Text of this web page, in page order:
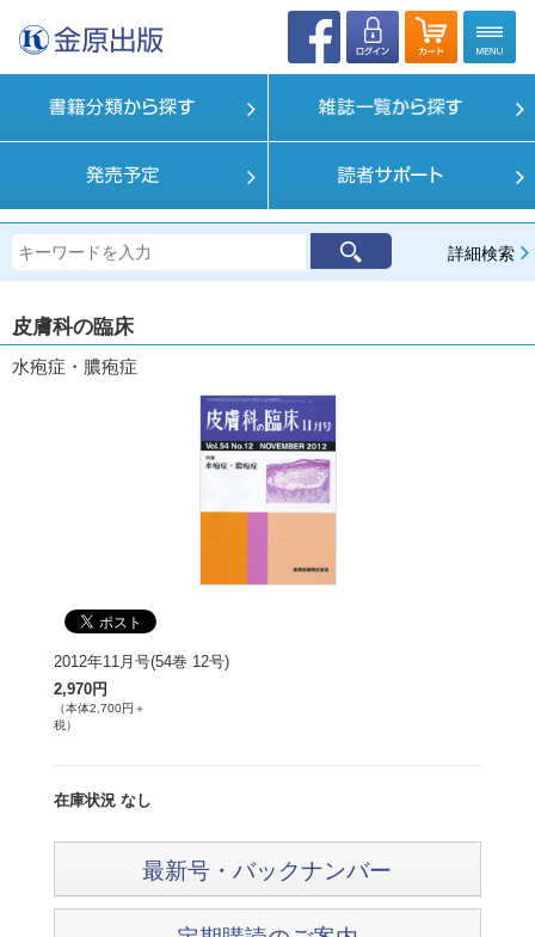
詳細検索
皮膚科の臨床
水疱症・膿疱症
2012年11月号(54巻 12号)
2,970円
（本体2,700円＋
税）
在庫状況 なし
最新号・バックナンバー